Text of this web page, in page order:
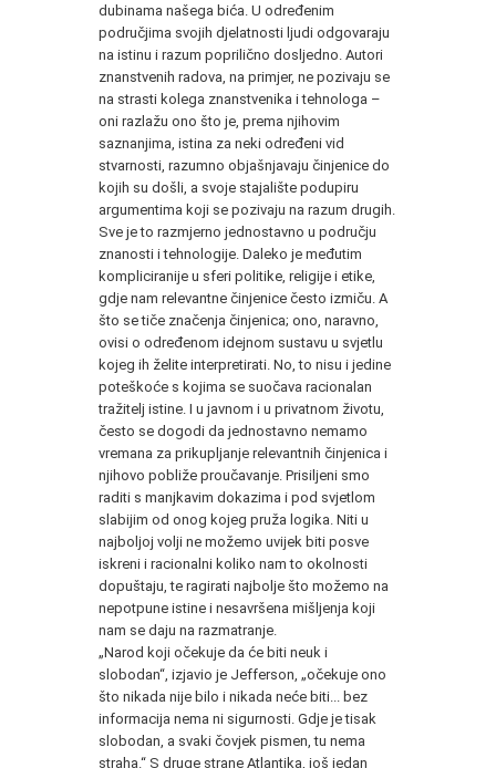
dubinama našega bića. U određenim
područjima svojih djelatnosti ljudi odgovaraju
na istinu i razum poprilično dosljedno. Autori
znanstvenih radova, na primjer, ne pozivaju se
na strasti kolega znanstvenika i tehnologa –
oni razlažu ono što je, prema njihovim
saznanjima, istina za neki određeni vid
stvarnosti, razumno objašnjavaju činjenice do
kojih su došli, a svoje stajalište podupiru
argumentima koji se pozivaju na razum drugih.
Sve je to razmjerno jednostavno u području
znanosti i tehnologije. Daleko je međutim
kompliciranije u sferi politike, religije i etike,
gdje nam relevantne činjenice često izmiču. A
što se tiče značenja činjenica; ono, naravno,
ovisi o određenom idejnom sustavu u svjetlu
kojeg ih želite interpretirati. No, to nisu i jedine
poteškoće s kojima se suočava racionalan
tražitelj istine. I u javnom i u privatnom životu,
često se dogodi da jednostavno nemamo
vremana za prikupljanje relevantnih činjenica i
njihovo pobliže proučavanje. Prisiljeni smo
raditi s manjkavim dokazima i pod svjetlom
slabijim od onog kojeg pruža logika. Niti u
najboljoj volji ne možemo uvijek biti posve
iskreni i racionalni koliko nam to okolnosti
dopuštaju, te ragirati najbolje što možemo na
nepotpune istine i nesavršena mišljenja koji
nam se daju na razmatranje.
„Narod koji očekuje da će biti neuk i
slobodan“, izjavio je Jefferson, „očekuje ono
što nikada nije bilo i nikada neće biti... bez
informacija nema ni sigurnosti. Gdje je tisak
slobodan, a svaki čovjek pismen, tu nema
straha.“ S druge strane Atlantika, još jedan